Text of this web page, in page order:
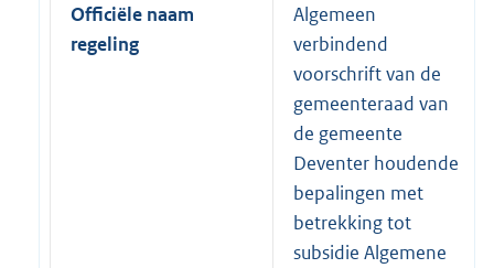
Officiële naam
regeling
Algemeen
verbindend
voorschrift van de
gemeenteraad van
de gemeente
Deventer houdende
bepalingen met
betrekking tot
subsidie Algemene